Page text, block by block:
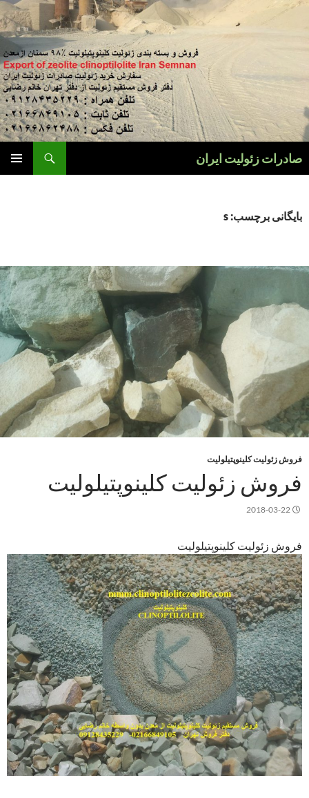
رفتن
صادرات زئولیت ایران
بایگانی برچسب: s
فروش زئولیت کلینوپتیلولیت
فروش زئولیت کلینوپتیلولیت
2018-03-22
فروش زئولیت کلینوپتیلولیت